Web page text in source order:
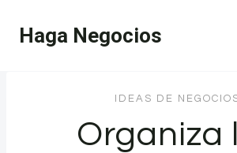
Haga Negocios
IDEAS DE
Organiza